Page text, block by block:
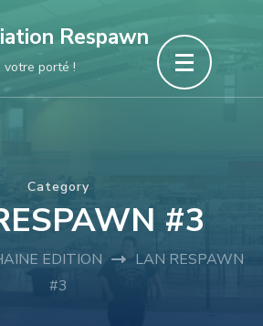
Respawn
votre porté !
Category
#3
EDITION
LAN RESPAWN
#3